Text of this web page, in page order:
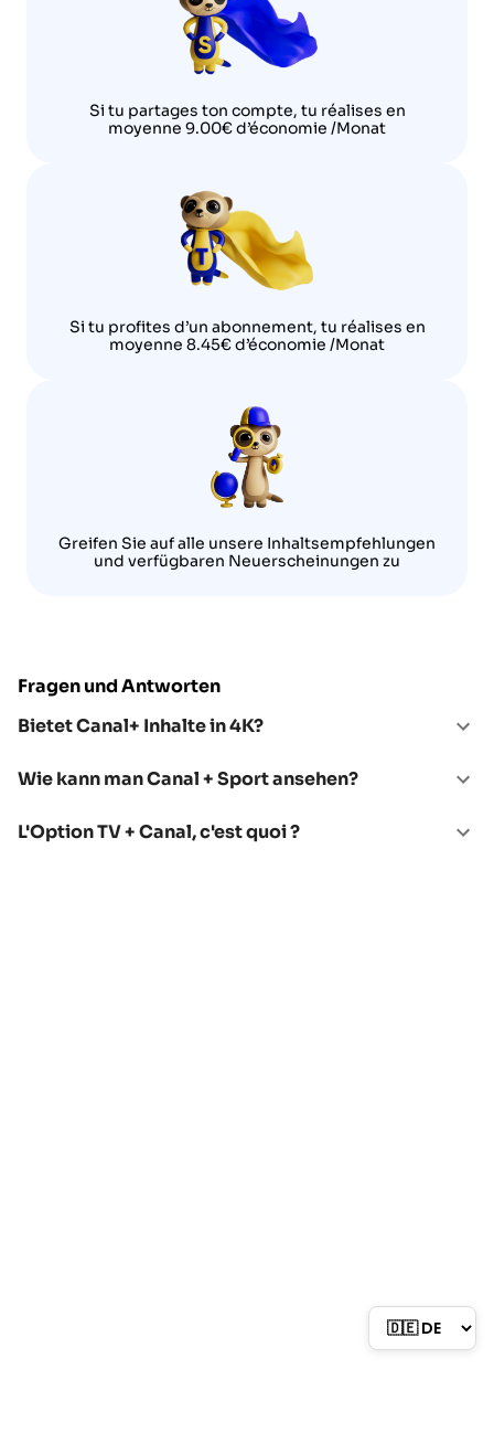
Si tu partages ton compte, tu réalises en
moyenne 9.00€ d’économie /Monat
Si tu profites d’un abonnement, tu réalises en
moyenne 8.45€ d’économie /Monat
Greifen Sie auf alle unsere Inhaltsempfehlungen
und verfügbaren Neuerscheinungen zu
Fragen und Antworten
Bietet Canal+ Inhalte in 4K?
Wie kann man Canal + Sport ansehen?
L'Option TV + Canal, c'est quoi ?